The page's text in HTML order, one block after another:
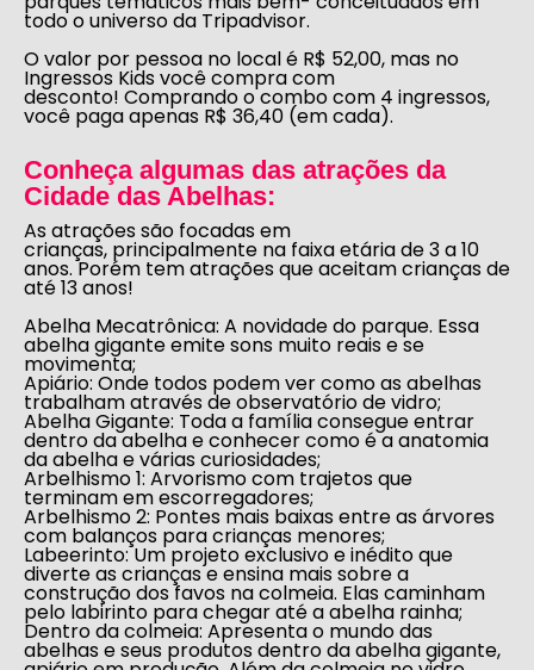
todo o universo da Tripadvisor.
O valor por pessoa no local é R$ 52,00, mas no
Ingressos Kids você compra com
desconto! Comprando o combo com 4 ingressos,
você paga apenas R$ 36,40 (em cada).
Conheça algumas das atrações da
Cidade das Abelhas:
As atrações são focadas em
crianças, principalmente na faixa etária de 3 a 10
anos. Porém tem atrações que aceitam crianças de
até 13 anos!
Abelha Mecatrônica: A novidade do parque. Essa
abelha gigante emite sons muito reais e se
movimenta;
Apiário: Onde todos podem ver como as abelhas
trabalham através de observatório de vidro;
Abelha Gigante: Toda a família consegue entrar
dentro da abelha e conhecer como é a anatomia
da abelha e várias curiosidades;
Arbelhismo 1: Arvorismo com trajetos que
terminam em escorregadores;
Arbelhismo 2: Pontes mais baixas entre as árvores
com balanços para crianças menores;
Labeerinto: Um projeto exclusivo e inédito que
diverte as crianças e ensina mais sobre a
construção dos favos na colmeia. Elas caminham
pelo labirinto para chegar até a abelha rainha;
Dentro da colmeia: Apresenta o mundo das
abelhas e seus produtos dentro da abelha gigante,